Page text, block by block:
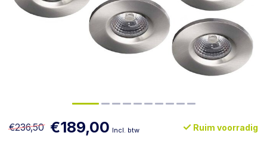
€236,50 €189,00 Incl. btw Ruim voorradig